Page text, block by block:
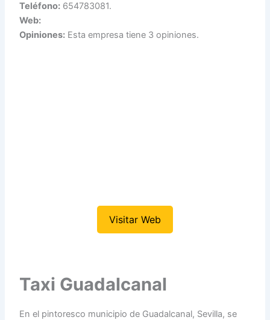
Teléfono: 654783081.
Web:
Opiniones: Esta empresa tiene 3 opiniones.
Visitar Web
Taxi Guadalcanal
En el pintoresco municipio de Guadalcanal, Sevilla, se